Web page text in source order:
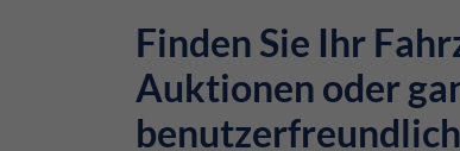
Finden Sie Ihr
Auktionen oder